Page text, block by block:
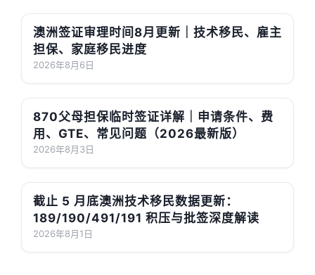
澳洲签证审理时间8月更新｜技术移民、雇主
担保、家庭移民进度
2026年8月6日
870父母担保临时签证详解｜申请条件、费
用、GTE、常见问题（2026最新版）
2026年8月3日
截止 5 月底澳洲技术移民数据更新：
189/190/491/191 积压与批签深度解读
2026年8月1日